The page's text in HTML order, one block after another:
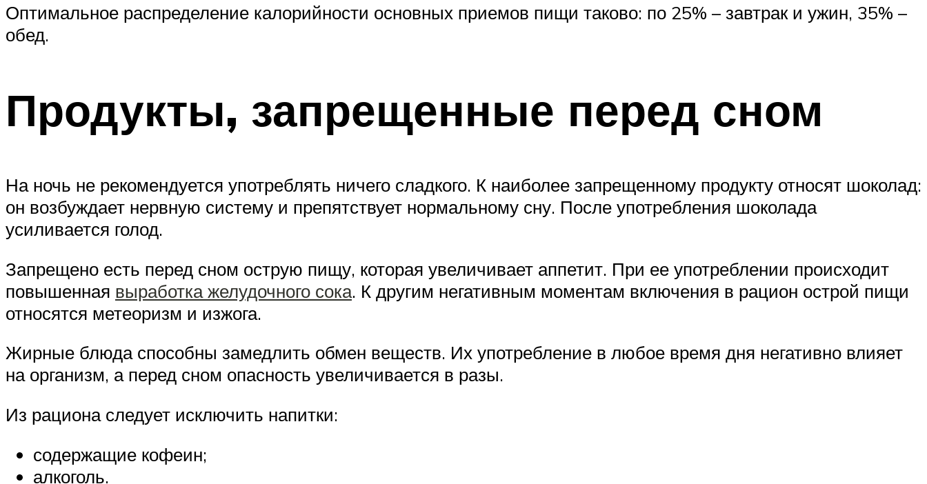
Оптимальное распределение калорийности основных приемов пищи таково: по 25% – завтрак и ужин, 35% –
обед.
Продукты, запрещенные перед сном
На ночь не рекомендуется употреблять ничего сладкого. К наиболее запрещенному продукту относят шоколад:
он возбуждает нервную систему и препятствует нормальному сну. После употребления шоколада
усиливается голод.
Запрещено есть перед сном острую пищу, которая увеличивает аппетит. При ее употреблении происходит
повышенная выработка желудочного сока. К другим негативным моментам включения в рацион острой пищи
относятся метеоризм и изжога.
Жирные блюда способны замедлить обмен веществ. Их употребление в любое время дня негативно влияет
на организм, а перед сном опасность увеличивается в разы.
Из рациона следует исключить напитки:
содержащие кофеин;
алкоголь.